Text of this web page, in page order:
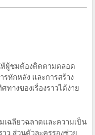
ผู้ชมต้องติดตามตลอด
รหักหลัง และการสร้าง
างของเรื่องราวได้ง่าย
ฉลียวฉลาดและความเป็น
ว ส่วนตัวละครรองช่วย